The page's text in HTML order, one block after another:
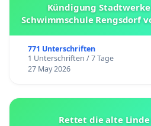
Kündigung
Schwimmschule Rengsdorf
771 Unterschriften
1 Unterschriften / 7 Tage
27 May 2026
Rettet die alte